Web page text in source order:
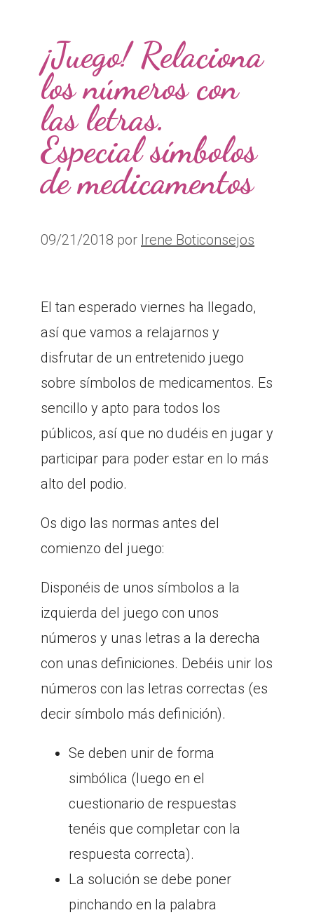
¡Juego! Relaciona
los números con
las letras.
Especial símbolos
de medicamentos
09/21/2018 por Irene Boticonsejos
El tan esperado viernes ha llegado,
así que vamos a relajarnos y
disfrutar de un entretenido juego
sobre símbolos de medicamentos. Es
sencillo y apto para todos los
públicos, así que no dudéis en jugar y
participar para poder estar en lo más
alto del podio.
Os digo las normas antes del
comienzo del juego:
Disponéis de unos símbolos a la
izquierda del juego con unos
números y unas letras a la derecha
con unas definiciones. Debéis unir los
números con las letras correctas (es
decir símbolo más definición).
Se deben unir de forma
simbólica (luego en el
cuestionario de respuestas
tenéis que completar con la
respuesta correcta).
La solución se debe poner
pinchando en la palabra